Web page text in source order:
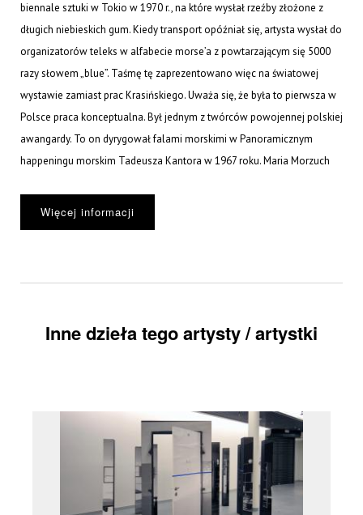
biennale sztuki w Tokio w 1970 r., na które wysłał rzeźby złożone z
długich niebieskich gum. Kiedy transport opóźniał się, artysta wysłał do
organizatorów teleks w alfabecie morse’a z powtarzającym się 5000
razy słowem „blue”. Taśmę tę zaprezentowano więc na światowej
wystawie zamiast prac Krasińskiego. Uważa się, że była to pierwsza w
Polsce praca konceptualna. Był jednym z twórców powojennej polskiej
awangardy. To on dyrygował falami morskimi w Panoramicznym
happeningu morskim Tadeusza Kantora w 1967 roku. Maria Morzuch
Więcej informacji
Inne dzieła tego artysty / artystki